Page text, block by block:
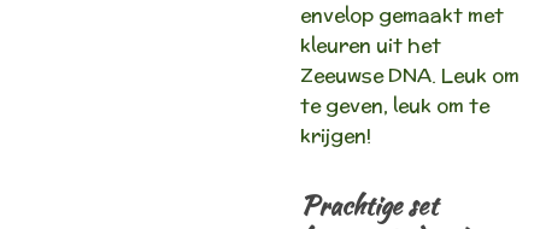
envelop gemaakt met
kleuren uit het
Zeeuwse DNA. Leuk om
te geven, leuk om te
krijgen!
Prachtige set